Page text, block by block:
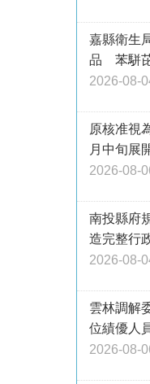
嘉縣衛生
品 苯駢
2026-08-
原核准視
月中旬展
2026-08-
南投縣府
造完整行
2026-08-
雲林調解
位績優人
2026-08-